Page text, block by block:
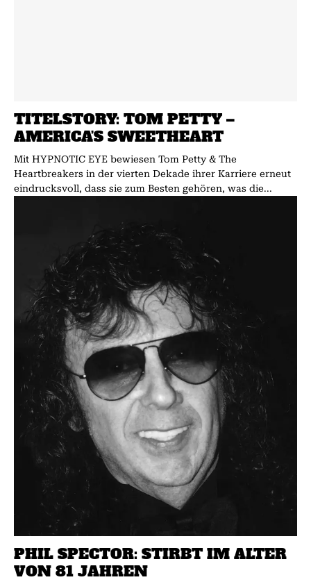
TITELSTORY: TOM PETTY –
AMERICA’S SWEETHEART
Mit HYPNOTIC EYE bewiesen Tom Petty & The
Heartbreakers in der vierten Dekade ihrer Karriere erneut
eindrucksvoll, dass sie zum Besten gehören, was die...
PHIL SPECTOR: STIRBT IM ALTER
VON 81 JAHREN